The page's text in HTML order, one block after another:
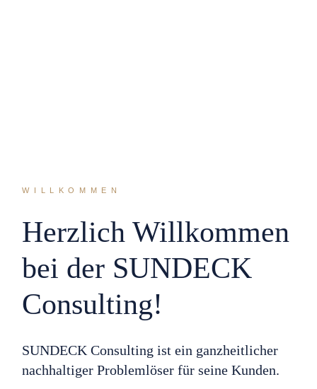
WILLKOMMEN
Herzlich Willkommen
bei der SUNDECK
Consulting!
SUNDECK Consulting ist ein ganzheitlicher
nachhaltiger Problemlöser für seine Kunden.